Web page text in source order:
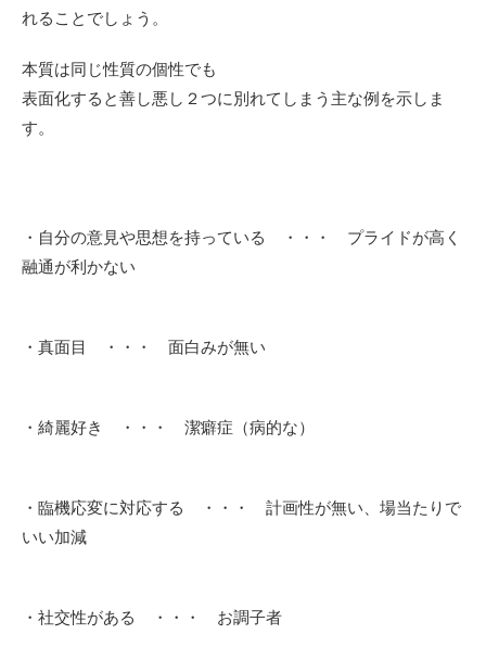
れることでしょう。
本質は同じ性質の個性でも
表面化すると善し悪し２つに別れてしまう主な例を示しま
す。
・自分の意見や思想を持っている ・・・ プライドが高く
融通が利かない
・真面目 ・・・ 面白みが無い
・綺麗好き ・・・ 潔癖症（病的な）
・臨機応変に対応する ・・・ 計画性が無い、場当たりで
いい加減
・社交性がある ・・・ お調子者